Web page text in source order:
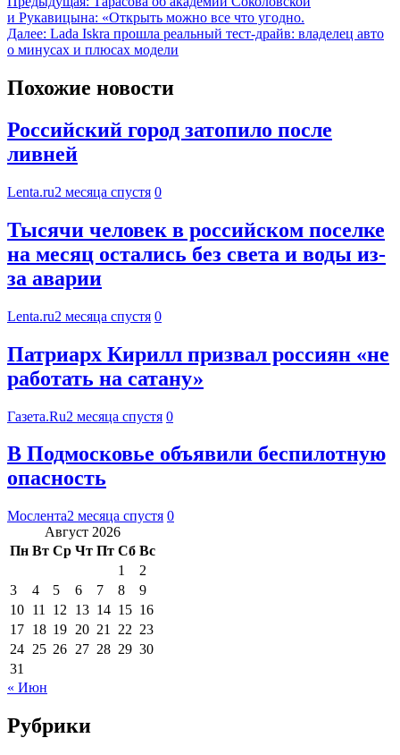
и Рукавицына: «Открыть можно все что угодно.
Далее: Lada Iskra прошла реальный тест-драйв: владелец авто
о минусах и плюсах модели
Похожие новости
Российский город затопило после
ливней
Lenta.ru2 месяца спустя 0
Тысячи человек в российском поселке
на месяц остались без света и воды из-
за аварии
Lenta.ru2 месяца спустя 0
Патриарх Кирилл призвал россиян «не
работать на сатану»
Газета.Ru2 месяца спустя 0
В Подмосковье объявили беспилотную
опасность
Мослента2 месяца спустя 0
Август 2026
Пн Вт Ср Чт Пт Сб Вс
1
2
3
4 5 6 7 8
9
10 11 12 13 14 15 16
17 18 19 20 21 22 23
24 25 26 27 28 29 30
31
« Июн
Рубрики